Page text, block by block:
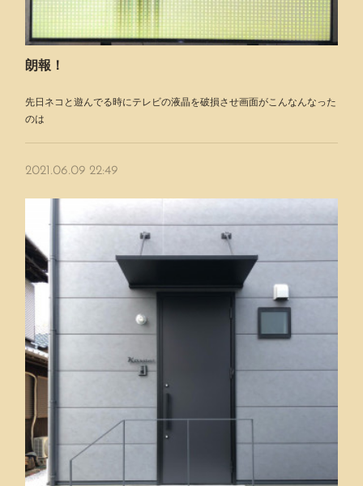
朗報！
先日ネコと遊んでる時にテレビの液晶を破損させ画面がこんなんなった
のは
2021.06.09 22:49